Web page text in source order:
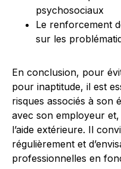
psychosociaux
Le renforcement
sur les
En conclusion, pour
pour inaptitude, il est
risques associés à son
avec son employeur
l’aide extérieure. Il
régulièrement et
professionnelles en